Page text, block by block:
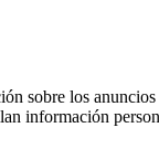
sobre los
información